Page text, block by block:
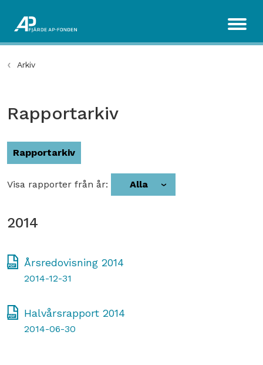
Arkiv
Rapportarkiv
Rapportarkiv
Visa rapporter från år: Alla
2014
Årsredovisning 2014
2014-12-31
Halvårsrapport 2014
2014-06-30